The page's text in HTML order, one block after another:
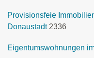
Provisionsfeie
Donaustadt 2336
Eigentumswohnungen